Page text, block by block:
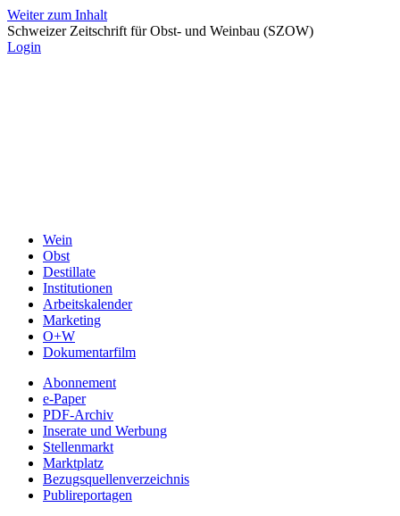
Weiter zum Inhalt
Schweizer Zeitschrift für Obst- und Weinbau (SZOW)
Login
Wein
Obst
Destillate
Institutionen
Arbeitskalender
Marketing
O+W
Dokumentarfilm
Abonnement
e-Paper
PDF-Archiv
Inserate und Werbung
Stellenmarkt
Marktplatz
Bezugsquellenverzeichnis
Publireportagen